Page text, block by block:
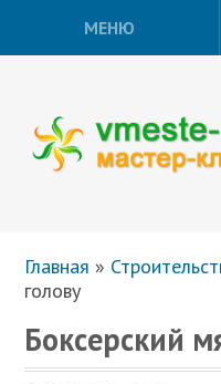
МЕНЮ
Главная »
голову
Боксерский